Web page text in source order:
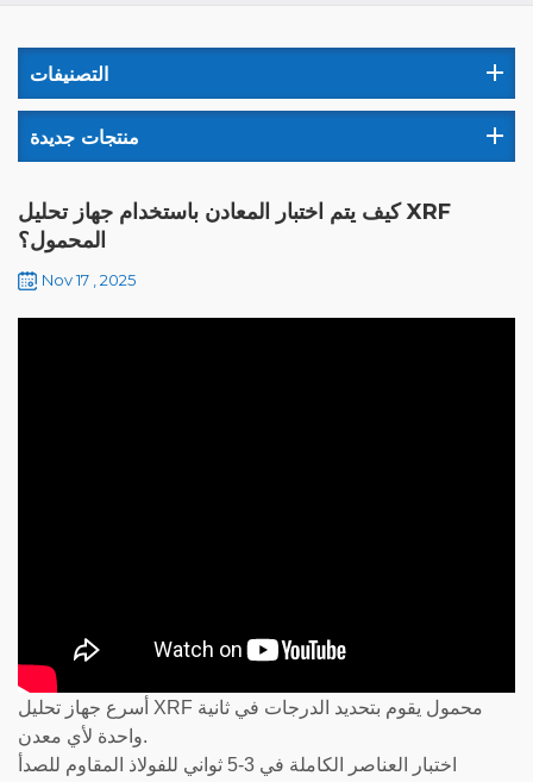
التصنيفات
منتجات جديدة
كيف يتم اختبار المعادن باستخدام جهاز تحليل XRF
المحمول؟
Nov 17 , 2025
أسرع جهاز تحليل XRF محمول يقوم بتحديد الدرجات في ثانية
واحدة لأي معدن.
اختبار العناصر الكاملة في 3-5 ثواني للفولاذ المقاوم للصدأ